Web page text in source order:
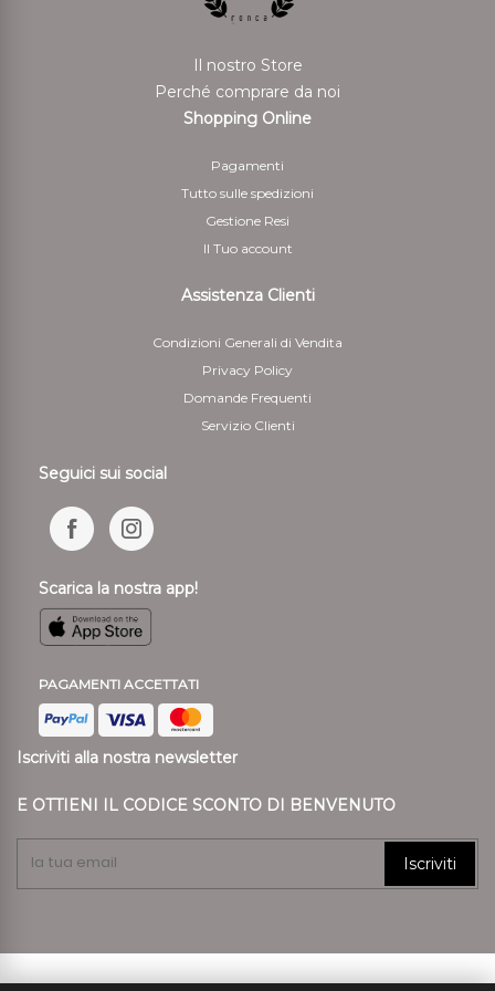
allíavvenuta dimostrazione da parte del cliente di aver
Per il rimborso da effettuarsi tramite bonifico bancario
il Cliente deve indicare anche le coordinate bancarie
necessarie per restituire le somme corrisposte
5 - Il cliente è responsabile solo della diminuzione del
valore dei beni risultante da una manipolazione diversa
da quella necessaria per stabilire la natura, le
caratteristiche e il funzionamento dei beni
Il nostro Store
Perché comprare da noi
Shopping Online
Pagamenti
Tutto sulle spedizioni
Gestione Resi
Il Tuo account
Assistenza Clienti
Condizioni Generali di Vendita
Privacy Policy
Domande Frequenti
Servizio Clienti
Seguici sui social
Scarica la nostra app!
PAGAMENTI ACCETTATI
Iscriviti alla nostra newsletter
E OTTIENI IL CODICE SCONTO DI BENVENUTO
Iscriviti